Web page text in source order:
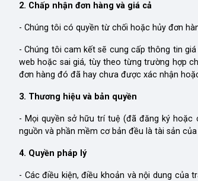
2. Chấp nhận đơn hàng và giá cả
- Chúng tôi có quyền từ chối hoặc hủy đơn
- Chúng tôi cam kết sẽ cung cấp thông tin
web hoặc sai giá, tùy theo từng trường hợp
đơn hàng đó đã hay chưa được xác nhận
3. Thương hiệu và bản quyền
- Mọi quyền sở hữu trí tuệ (đã đăng ký hoặc
nguồn và phần mềm cơ bản đều là tài sản
4. Quyền pháp lý
- Các điều kiện, điều khoản và nội dung của